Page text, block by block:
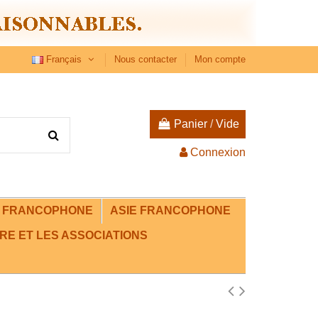
Français Nous contacter Mon compte
Panier /Vide
Connexion
ASIE FRANCOPHONE
ET LES ASSOCIATIONS